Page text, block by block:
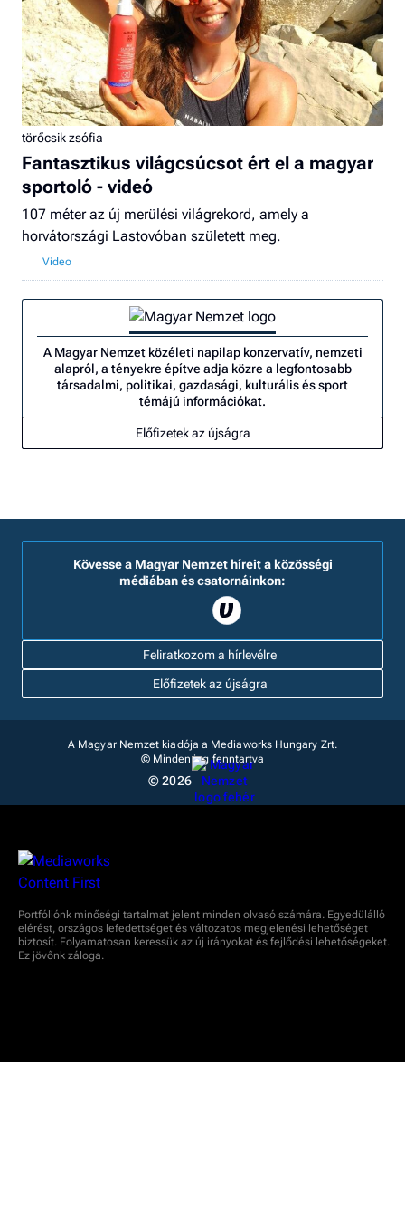
törőcsik zsófia
Fantasztikus világcsúcsot ért el a magyar
sportoló - videó
107 méter az új merülési világrekord, amely a
horvátországi Lastovóban született meg.
A Magyar Nemzet közéleti napilap konzervatív, nemzeti
alapról, a tényekre építve adja közre a legfontosabb
társadalmi, politikai, gazdasági, kulturális és sport
témájú információkat.
Előfizetek az újságra
Feliratkozom a hírlevélre
Kövesse a Magyar Nemzet híreit a közösségi
médiában és csatornáinkon:
Előfizetek az újságra
A Magyar Nemzet kiadója a Mediaworks Hungary Zrt.
© Minden jog fenntartva
© 2026
Portfóliónk minőségi tartalmat jelent minden olvasó számára. Egyedülálló
elérést, országos lefedettséget és változatos megjelenési lehetőséget
biztosít. Folyamatosan keressük az új irányokat és fejlődési lehetőségeket.
Ez jövőnk záloga.